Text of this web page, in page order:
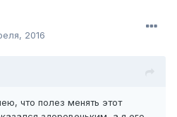
2016
что полез менять этот